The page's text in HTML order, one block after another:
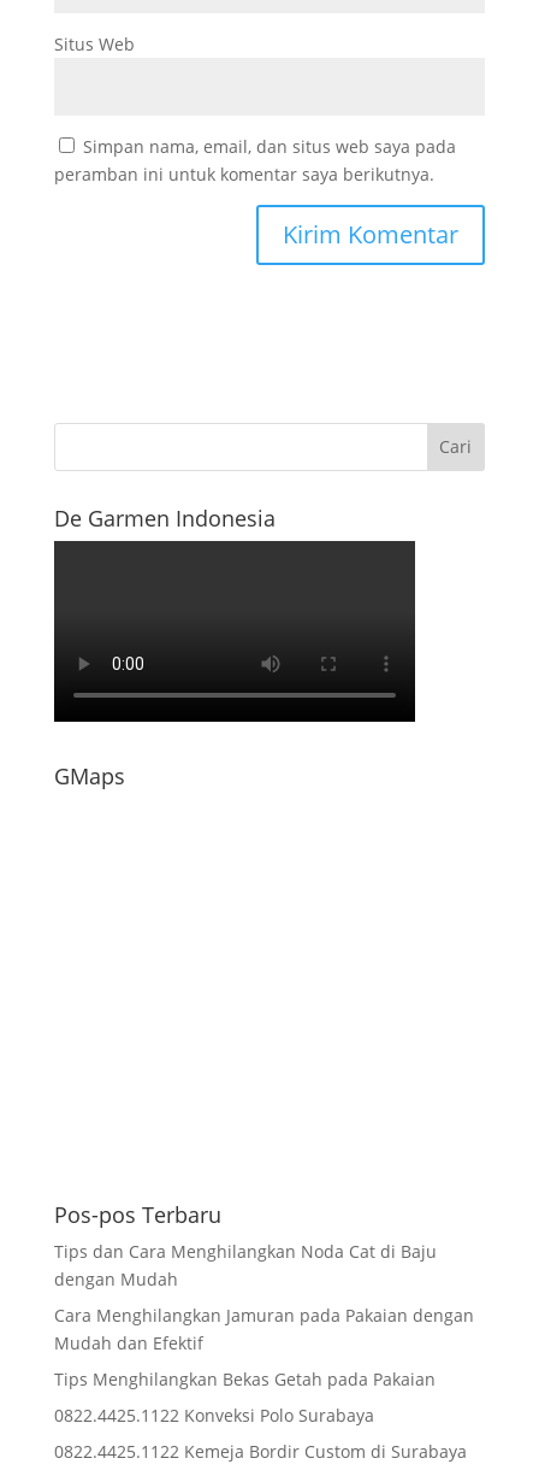
Situs Web
Simpan nama, email, dan situs web saya pada
peramban ini untuk komentar saya berikutnya.
De Garmen Indonesia
GMaps
Pos-pos Terbaru
Tips dan Cara Menghilangkan Noda Cat di Baju
dengan Mudah
Cara Menghilangkan Jamuran pada Pakaian dengan
Mudah dan Efektif
Tips Menghilangkan Bekas Getah pada Pakaian
0822.4425.1122 Konveksi Polo Surabaya
0822.4425.1122 Kemeja Bordir Custom di Surabaya